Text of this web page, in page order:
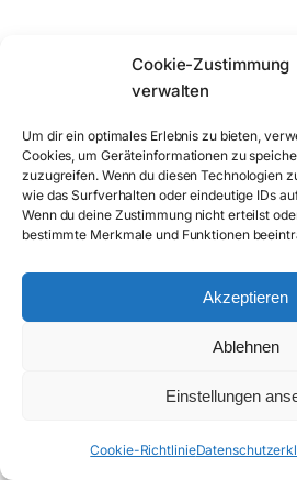
Cookie-Zustimmung
verwalten
Um dir ein optimales Erlebnis zu bieten,
Cookies, um Geräteinformationen zu
zuzugreifen. Wenn du diesen Technologien
wie das Surfverhalten oder eindeutige IDs
Wenn du deine Zustimmung nicht erteilst
bestimmte Merkmale und Funktionen
Akzeptieren
Ablehnen
Einstellungen
Cookie-Richtlinie
WEITERE BEITRÄGE
Hello world!
ANRUFEN